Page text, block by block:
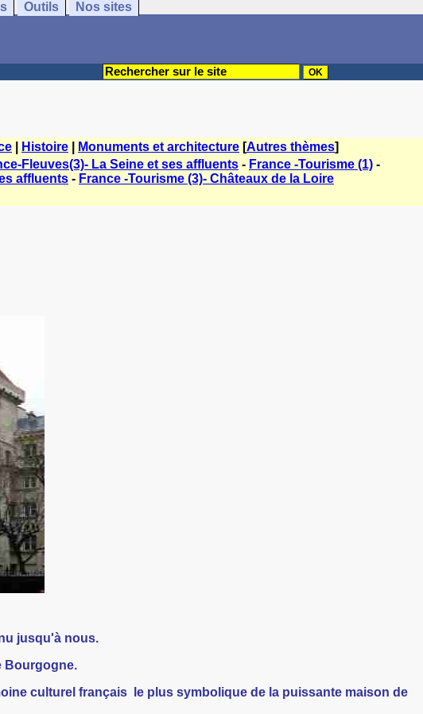
Outils Nos sites
Histoire Monuments et architecture [Autres thèmes]
Fleuves(3)- La Seine et ses affluents - France -Tourisme (1) -
affluents - France -Tourisme (3)- Châteaux de la Loire
jusqu'à nous.
Bourgogne.
culturel français le plus symbolique de la puissante maison de